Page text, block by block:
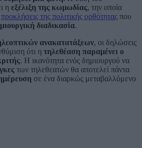
η εξέλιξη της κωμωδίας, την οποία
προκλήσεις της πολιτικής ορθότητας που
διαδικασία.
ανακατατάξεων, οι δηλώσεις
ότι η τηλεθέαση παραμένει ο
. Η ικανότητα ενός δημιουργού να
των τηλεθεατών θα αποτελεί πάντα
σε ένα διαρκώς μεταβαλλόμενο